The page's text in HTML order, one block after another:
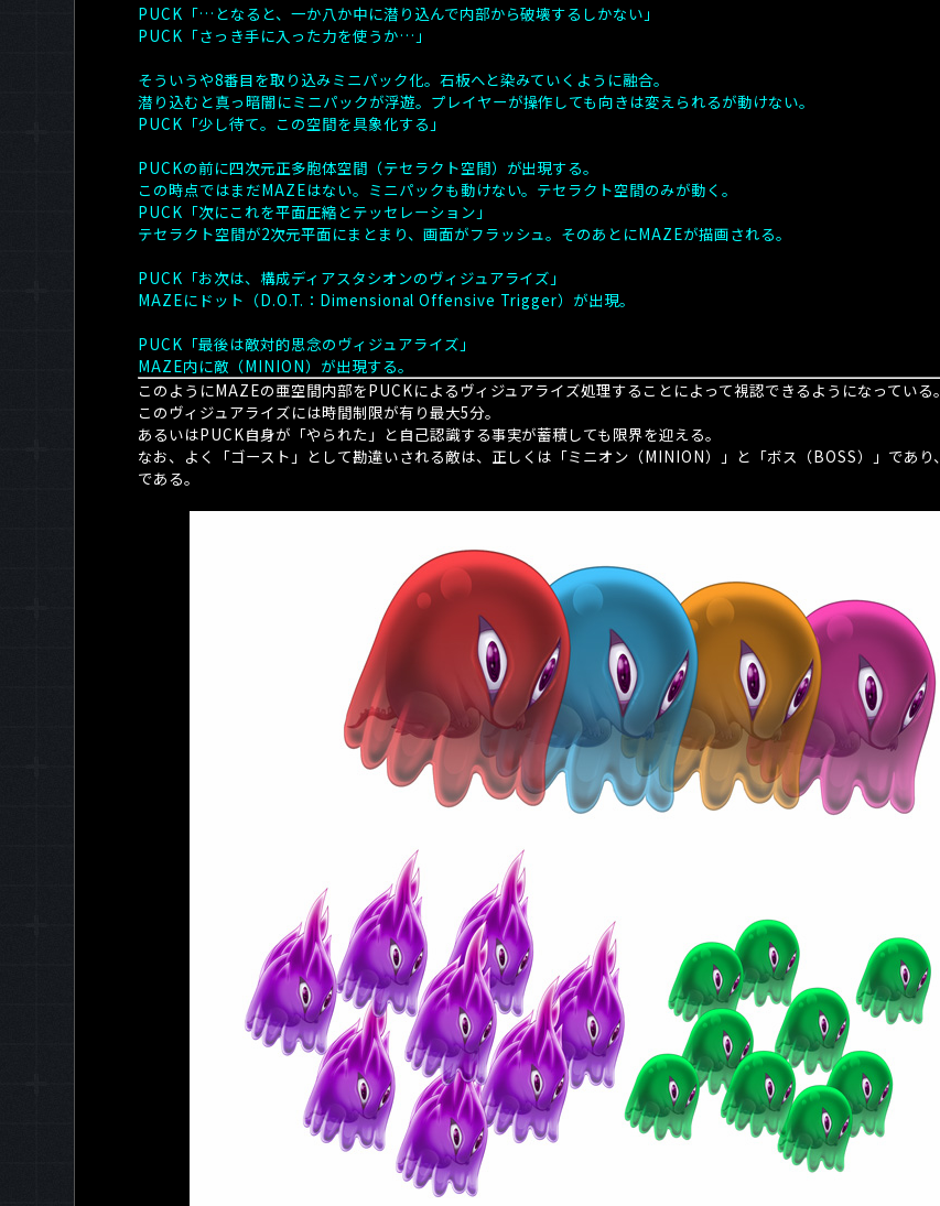
PUCK「…となると、一か八か中に潜り込んで内部から破壊するしかない」
PUCK「さっき手に入った力を使うか…」
そういうや8番目を取り込みミニパック化。石板へと染みていくように融合。
潜り込むと真っ暗闇にミニパックが浮遊。プレイヤーが操作しても向きは変えられるが動けない。
PUCK「少し待て。この空間を具象化する」
PUCKの前に四次元正多胞体空間（テセラクト空間）が出現する。
この時点ではまだMAZEはない。ミニパックも動けない。テセラクト空間のみが動く。
PUCK「次にこれを平面圧縮とテッセレーション」
テセラクト空間が2次元平面にまとまり、画面がフラッシュ。そのあとにMAZEが描画される。
PUCK「お次は、構成ディアスタシオンのヴィジュアライズ」
MAZEにドット（D.O.T.：Dimensional Offensive Trigger）が出現。
PUCK「最後は敵対的思念のヴィジュアライズ」
MAZE内に敵（MINION）が出現する。
このようにMAZEの亜空間内部をPUCKによるヴィジュアライズ処理することによって視認できるようになっている。
このヴィジュアライズには時間制限が有り最大5分。
あるいはPUCK自身が「やられた」と自己認識する事実が蓄積しても限界を迎える。
なお、よく「ゴースト」として勘違いされる敵は、正しくは「ミニオン（MINION）」と「ボス（BOSS）」であり、
である。